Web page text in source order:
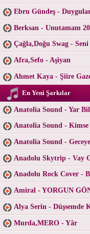
Ebru Gündeş -
Berksan - Unutamam
Çağla,Doğu Swag -
Afra,Sefo - Aşiyan
Ahmet Kaya - Şiire
En Yeni Şarkılar
Anatolia Sound - Yar
Anatolia Sound - Kimse
Anatolia Sound -
Anadolu Skytrip - Vay
Anadolu Rock Cover -
Amiral - YORGUN
Alya Serin - Düşsemde
Murda,MERO - Yâr